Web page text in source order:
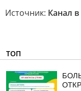
Источник: Канал
ТОП